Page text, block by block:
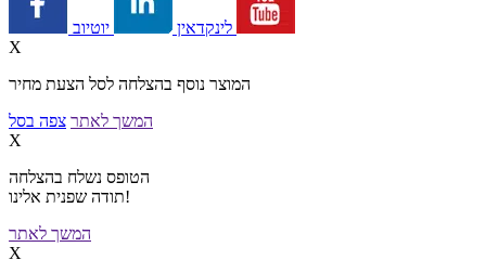
לינקדאין
X
המוצר נוסף בהצלחה לסל הצעת מחיר
המשך לאתר צפה בסל
X
הטופס נשלח בהצלחה
תודה שפנית אלינו!
המשך לאתר
X